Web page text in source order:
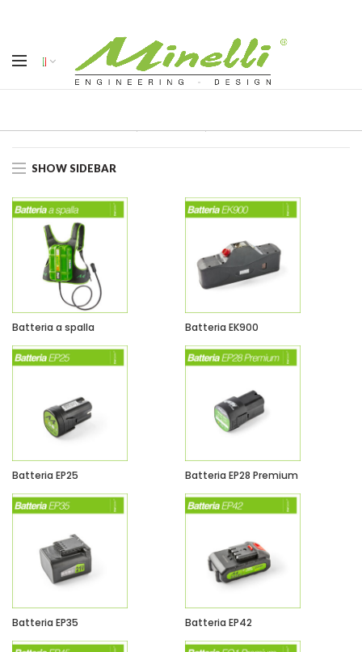
SHOW SIDEBAR
Batteria a spalla Batteria EK900
Batteria EP25 Batteria EP28 Premium
Batteria EP35 Batteria EP42